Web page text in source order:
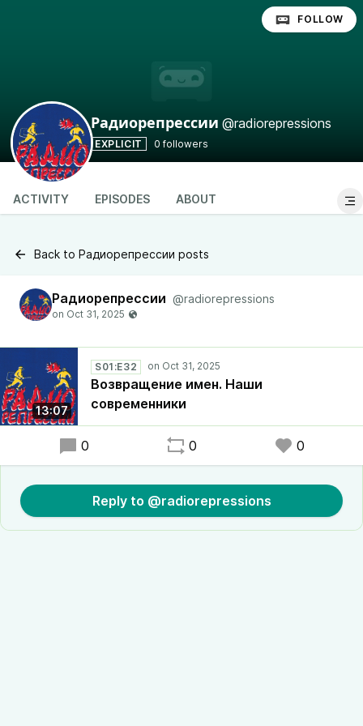
Радиорепрессии @radiorepressions
EXPLICIT 0 followers
FOLLOW
ACTIVITY EPISODES ABOUT
Back to Радиорепрессии posts
Радиорепрессии @radiorepressions
13:07
S01:E32
Возвращение имен. Наши
современники
0 0 0
Reply to @radiorepressions